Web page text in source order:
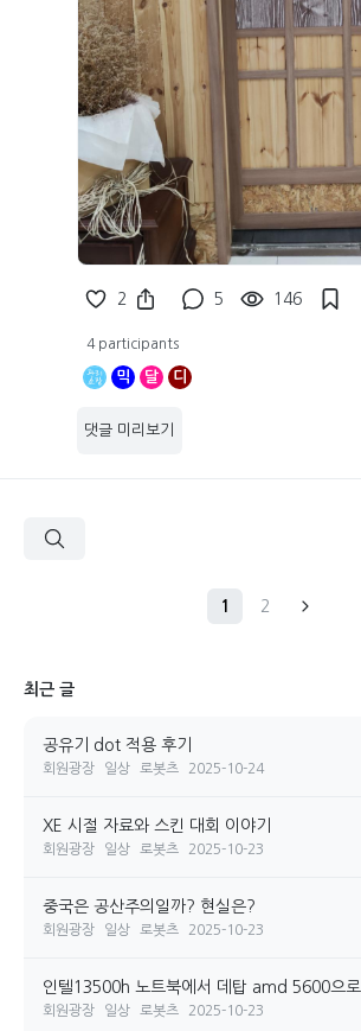
2 5 146
4 participants
믹 달 디
댓글 미리보기
1 2
최근 글
공유기 dot 적용 후기
회원광장 일상 로봇츠 2025-10-24
XE 시절 자료와 스킨 대회 이야기
회원광장 일상 로봇츠 2025-10-23
중국은 공산주의일까? 현실은?
회원광장 일상 로봇츠 2025-10-23
인텔13500h 노트북에서 데탑 amd 5600으로
회원광장 일상 로봇츠 2025-10-23